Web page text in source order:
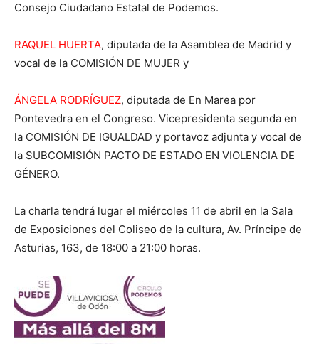
Consejo Ciudadano Estatal de Podemos.
RAQUEL HUERTA, diputada de la Asamblea de Madrid y
vocal de la COMISIÓN DE MUJER y
ÁNGELA RODRÍGUEZ, diputada de En Marea por
Pontevedra en el Congreso. Vicepresidenta segunda en
la COMISIÓN DE IGUALDAD y portavoz adjunta y vocal de
la SUBCOMISIÓN PACTO DE ESTADO EN VIOLENCIA DE
GÉNERO.
La charla tendrá lugar el miércoles 11 de abril en la Sala
de Exposiciones del Coliseo de la cultura, Av. Príncipe de
Asturias, 163, de 18:00 a 21:00 horas.